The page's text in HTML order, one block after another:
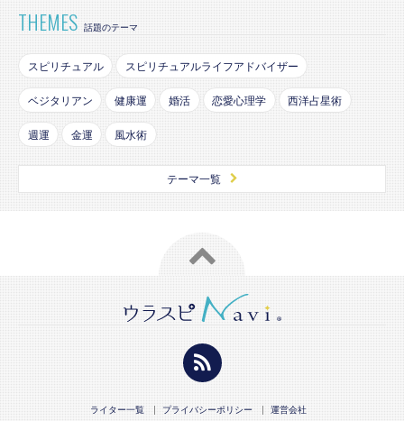
THEMES 話題のテーマ
スピリチュアル スピリチュアルライフアドバイザー
ベジタリアン 健康運 婚活 恋愛心理学 西洋占星術
週運 金運 風水術
テーマ一覧
ライター一覧 プライバシーポリシー 運営会社